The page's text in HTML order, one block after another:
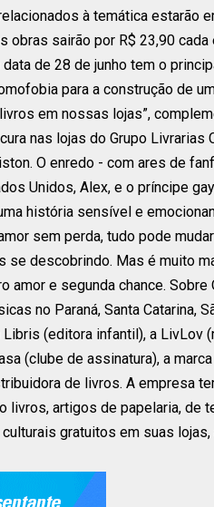
à temática estarão
obras sairão por R$ 23,90
de 28 de junho tem o
para a construção de
em nossas lojas”,
nas lojas do Grupo Livrarias
O enredo - com ares de
Unidos, Alex, e o príncipe
história sensível e
sem perda, tudo pode
se descobrindo. Mas é muito
e segunda chance. Sobre
no Paraná, Santa Catarina,
(editora infantil), a LivLov
(clube de assinatura), a
de livros. A empresa
artigos de papelaria, de
gratuitos em suas lojas,